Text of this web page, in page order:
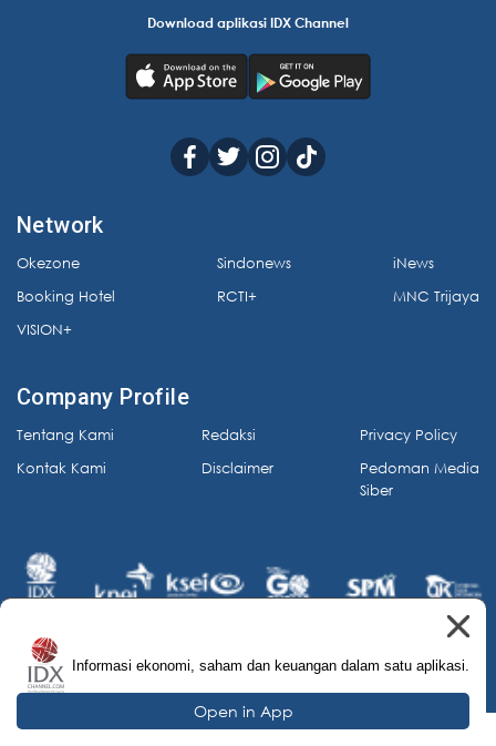
Download aplikasi IDX Channel
Network
Okezone
Booking Hotel
VISION+
Sindonews
RCTI+
iNews
MNC Trijaya
Company Profile
Tentang Kami
Kontak Kami
Redaksi
Disclaimer
Privacy Policy
Pedoman Media
Siber
© 2026 IDX Channel. All Rights Reserved.
Informasi ekonomi, saham dan keuangan dalam satu aplikasi.
Open in App